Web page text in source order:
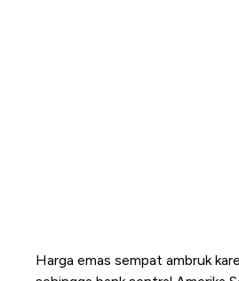
Harga emas sempat ambruk